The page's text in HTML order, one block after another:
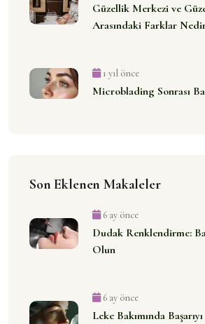
Güzellik Merkezi ve
Arasındaki Farklar
1 yıl önce
Microblading Sonrası
Son Eklenen Makaleler
6 ay önce
Dudak Renklendirme:
Olun
6 ay önce
Leke Bakımında